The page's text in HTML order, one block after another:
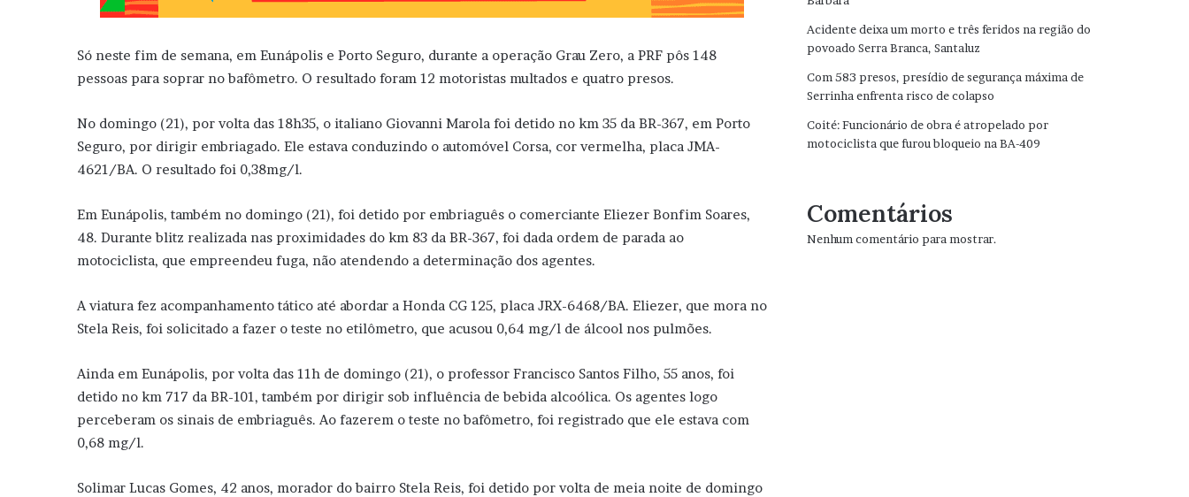
Só neste fim de semana, em Eunápolis e Porto Seguro, durante a operação Grau Zero, a PRF pôs 148
pessoas para soprar no bafômetro. O resultado foram 12 motoristas multados e quatro presos.
No domingo (21), por volta das 18h35, o italiano Giovanni Marola foi detido no km 35 da BR-367, em Porto
Seguro, por dirigir embriagado. Ele estava conduzindo o automóvel Corsa, cor vermelha, placa JMA-
4621/BA. O resultado foi 0,38mg/l.
Em Eunápolis, também no domingo (21), foi detido por embriaguês o comerciante Eliezer Bonfim Soares,
48. Durante blitz realizada nas proximidades do km 83 da BR-367, foi dada ordem de parada ao
motociclista, que empreendeu fuga, não atendendo a determinação dos agentes.
A viatura fez acompanhamento tático até abordar a Honda CG 125, placa JRX-6468/BA. Eliezer, que mora no
Stela Reis, foi solicitado a fazer o teste no etilômetro, que acusou 0,64 mg/l de álcool nos pulmões.
Ainda em Eunápolis, por volta das 11h de domingo (21), o professor Francisco Santos Filho, 55 anos, foi
detido no km 717 da BR-101, também por dirigir sob influência de bebida alcoólica. Os agentes logo
perceberam os sinais de embriaguês. Ao fazerem o teste no bafômetro, foi registrado que ele estava com
0,68 mg/l.
Solimar Lucas Gomes, 42 anos, morador do bairro Stela Reis, foi detido por volta de meia noite de domingo
Acidente deixa um morto e três feridos na região do
povoado Serra Branca, Santaluz
Com 583 presos, presídio de segurança máxima de
Serrinha enfrenta risco de colapso
Coité: Funcionário de obra é atropelado por
motociclista que furou bloqueio na BA-409
Comentários
Nenhum comentário para mostrar.